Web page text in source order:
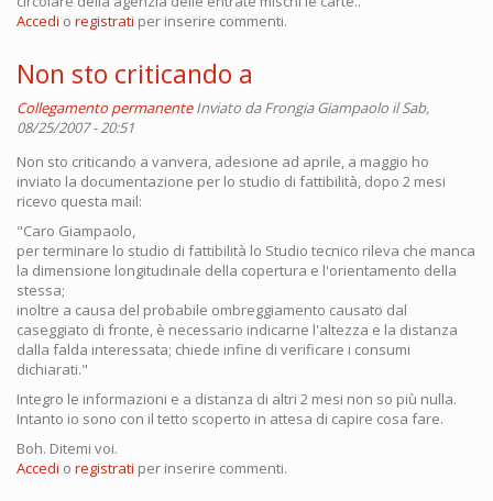
Accedi o registrati per inserire commenti.
Non sto criticando a
Collegamento permanente Inviato daFrongia Giampaolo il Sab,
08/25/2007 - 20:51
Non sto criticando a vanvera, adesione ad aprile, a maggio ho
inviato la documentazione per lo studio di fattibilità, dopo 2 mesi
ricevo questa mail:
"Caro Giampaolo,
per terminare lo studio di fattibilità lo Studio tecnico rileva che manca
la dimensione longitudinale della copertura e l'orientamento della
stessa;
inoltre a causa del probabile ombreggiamento causato dal
caseggiato di fronte, è necessario indicarne l'altezza e la distanza
dalla falda interessata; chiede infine di verificare i consumi
dichiarati."
Integro le informazioni e a distanza di altri 2 mesi non so più nulla.
Intanto io sono con il tetto scoperto in attesa di capire cosa fare.
Boh. Ditemi voi.
Accedi o registrati per inserire commenti.